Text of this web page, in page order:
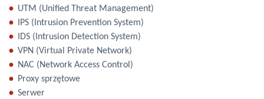
UTM (Unified Threat Management)
IPS (Intrusion Prevention System)
IDS (Intrusion Detection System)
VPN (Virtual Private Network)
NAC (Network Access Control)
Proxy sprzętowe
Serwer